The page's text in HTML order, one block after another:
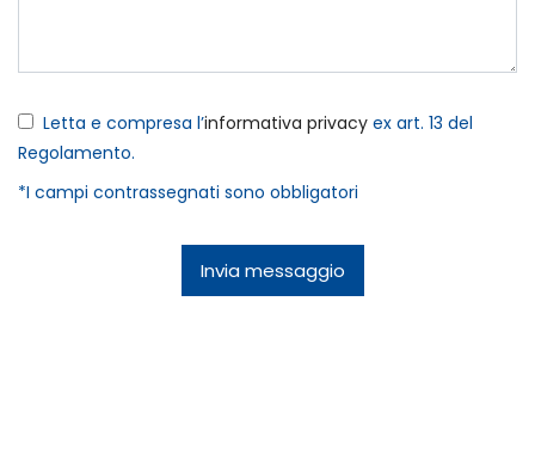
Letta e compresa l’informativa privacy ex art. 13 del
Regolamento.
*I campi contrassegnati sono obbligatori